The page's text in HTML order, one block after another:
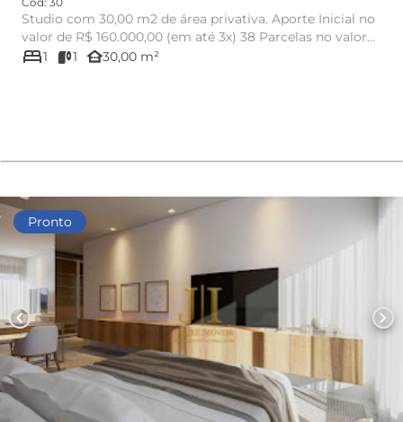
Studio com 30,00 m2 de área privativa. Aporte Inicial no
valor de R$ 160.000,00 (em até 3x) 38 Parcelas no valor
de R...
bed1 1 other_houses30,00 m²
Pronto
chevron_left chevron_right